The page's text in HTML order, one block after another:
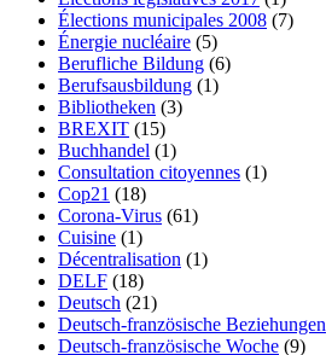
Élections municipales 2008 (7)
Énergie nucléaire (5)
Berufliche Bildung (6)
Berufsausbildung (1)
Bibliotheken (3)
BREXIT (15)
Buchhandel (1)
Consultation citoyennes (1)
Cop21 (18)
Corona-Virus (61)
Cuisine (1)
Décentralisation (1)
DELF (18)
Deutsch (21)
Deutsch-französische Beziehungen
Deutsch-französische Woche (9)